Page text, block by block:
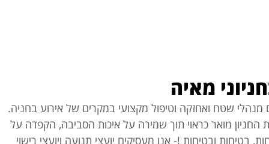
מאיה
מנהלי שטח ואחזקה וטיפול מקצועי במקרים של אירוע בחניה.
החניון מואר כראוי תוך שמירה על איכות הסביבה, הקפדה על
בטיחות ובטיחות !- אנו מעסיקים יועצי תנועה ויועצי רישוי